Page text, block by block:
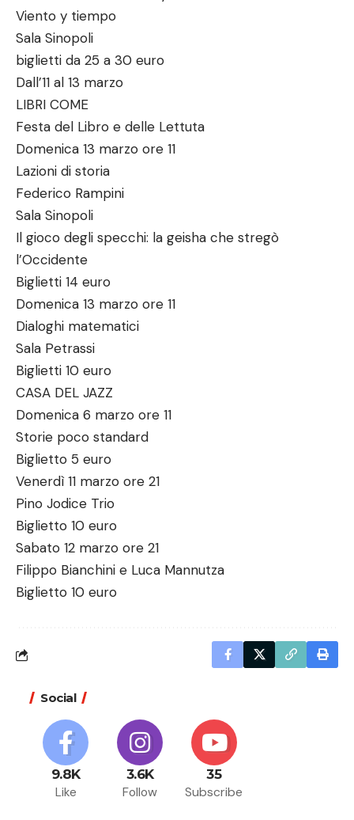
Viento y tiempo
Sala Sinopoli
biglietti da 25 a 30 euro
Dall’11 al 13 marzo
LIBRI COME
Festa del Libro e delle Lettuta
Domenica 13 marzo ore 11
Lazioni di storia
Federico Rampini
Sala Sinopoli
Il gioco degli specchi: la geisha che stregò
l’Occidente
Biglietti 14 euro
Domenica 13 marzo ore 11
Dialoghi matematici
Sala Petrassi
Biglietti 10 euro
CASA DEL JAZZ
Domenica 6 marzo ore 11
Storie poco standard
Biglietto 5 euro
Venerdì 11 marzo ore 21
Pino Jodice Trio
Biglietto 10 euro
Sabato 12 marzo ore 21
Filippo Bianchini e Luca Mannutza
Biglietto 10 euro
Social
9.8K
Like
3.6K
Follow
35
Subscribe